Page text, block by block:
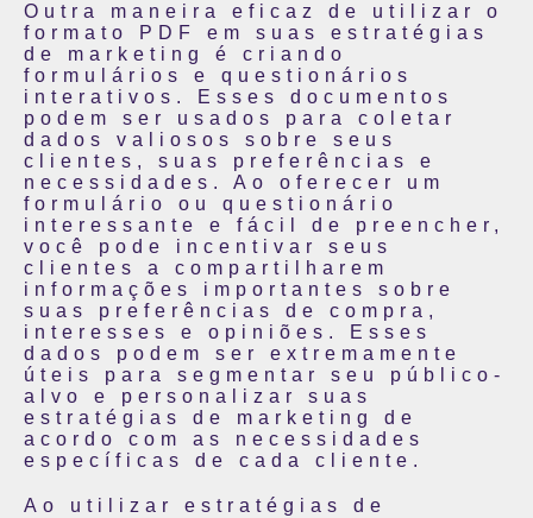
Outra maneira eficaz de utilizar o
formato PDF em suas estratégias
de marketing é criando
formulários e questionários
interativos. Esses documentos
podem ser usados para coletar
dados valiosos sobre seus
clientes, suas preferências e
necessidades. Ao oferecer um
formulário ou questionário
interessante e fácil de preencher,
você pode incentivar seus
clientes a compartilharem
informações importantes sobre
suas preferências de compra,
interesses e opiniões. Esses
dados podem ser extremamente
úteis para segmentar seu público-
alvo e personalizar suas
estratégias de marketing de
acordo com as necessidades
específicas de cada cliente.
Ao utilizar estratégias de